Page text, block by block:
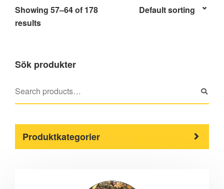
Showing 57–64 of 178
results
Sök produkter
Produktkategorier